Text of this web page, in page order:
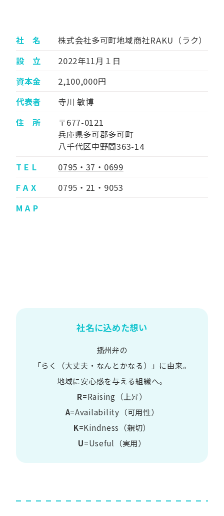
社 名
株式会社多可町地域商社RAKU（ラク）
設 立
2022年11月１日
資本金
2,100,000円
代表者
寺川 敏博
住 所
〒677-0121
兵庫県多可郡多可町
八千代区中野間363-14
T E L
0795・37・0699
F A X
0795・21・9053
M A P
社名に込めた想い
播州弁の
​「らく​（大丈夫・なんとかなる）」に​由来。
地域に​安心感を​与える​組織へ。
R=Raising（上昇）
A=Availability​（可用性）
K=Kindness​（親切）
U=Useful​（実用）​